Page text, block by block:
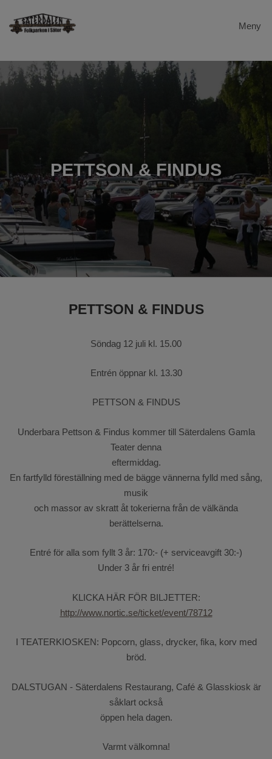
Hem
Galleri
Gevalia
Länkar
Kontakta oss
Meny
PETTSON & FINDUS
PETTSON & FINDUS
Söndag 12 juli kl. 15.00
Entrén öppnar kl. 13.30
PETTSON & FINDUS
Underbara Pettson & Findus kommer till Säterdalens Gamla
Teater denna
eftermiddag.
En fartfylld föreställning med de bägge vännerna fylld med sång,
musik
och massor av skratt åt tokerierna från de välkända
berättelserna.
Entré för alla som fyllt 3 år: 170:- (+ serviceavgift 30:-)
Under 3 år fri entré!
KLICKA HÄR FÖR BILJETTER:
http://www.nortic.se/ticket/event/78712
I TEATERKIOSKEN: Popcorn, glass, drycker, fika, korv med
bröd.
DALSTUGAN - Säterdalens Restaurang, Café & Glasskiosk är
såklart också
öppen hela dagen.
Varmt välkomna!